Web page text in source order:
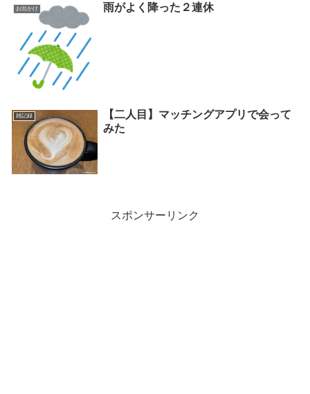
お出かけ 雨がよく降った２連休
雑記録
【二人目】マッチングアプリで会って
みた
スポンサーリンク